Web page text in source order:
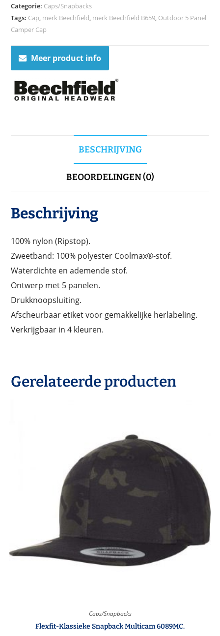
Categorie: Caps/Snapbacks
Tags: Cap, merk Beechfield, merk Beechfield B659, Outdoor 5 Panel
Camper Cap
Meer product info
BESCHRIJVING
BEOORDELINGEN (0)
Beschrijving
100% nylon (Ripstop).
Zweetband: 100% polyester Coolmax®-stof.
Waterdichte en ademende stof.
Ontwerp met 5 panelen.
Drukknoopsluiting.
Afscheurbaar etiket voor gemakkelijke herlabeling.
Verkrijgbaar in 4 kleuren.
Gerelateerde producten
Caps/Snapbacks
Flexfit-Klassieke Snapback Multicam 6089MC.